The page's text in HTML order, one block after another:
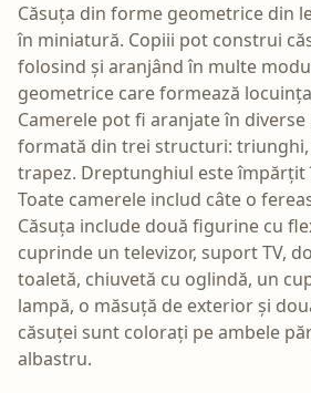
Căsuța din forme geometrice din
în miniatură. Copiii pot construi
folosind și aranjând în multe
geometrice care formează
Camerele pot fi aranjate în
formată din trei structuri:
trapez. Dreptunghiul este împărțit
Toate camerele includ câte o
Căsuța include două figurine cu
cuprinde un televizor, suport TV,
toaletă, chiuvetă cu oglindă, un
lampă, o măsuță de exterior și
căsuței sunt colorați pe ambele
albastru.